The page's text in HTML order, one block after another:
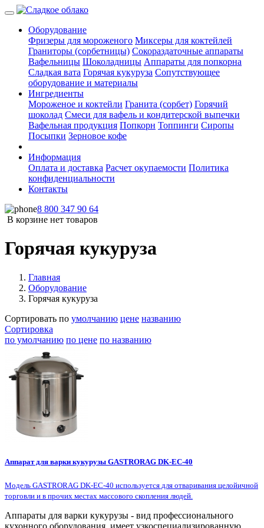
Оборудование
Фризеры для мороженого Миксеры для коктейлей
Граниторы (сорбетницы) Сокораздаточные аппараты
Вафельницы Шоколадницы Аппараты для попкорна
Сладкая вата Горячая кукуруза Сопутствующее
оборудование и материалы
Ингредиенты
Мороженое и коктейли Гранита (сорбет) Горячий
шоколад Смеси для вафель и кондитерской выпечки
Вафельная продукция Попкорн Топпинги Сиропы
Посыпки Зерновое кофе
Информация
Оплата и доставка Расчет окупаемости Политика
конфиденциальности
Контакты
8 800 347 90 64
В корзине нет товаров
Горячая кукуруза
Главная
Оборудование
Горячая кукуруза
Сортировать по умолчанию цене названию
Сортировка
по умолчанию по цене по названию
Аппарат для варки кукурузы GASTRORAG DK-EC-40
Модель GASTRORAG DK-EC-40 используется для отваривания целойичной
торговли и в прочих местах массового скопления людей.
Аппараты для варки кукурузы - вид профессионального